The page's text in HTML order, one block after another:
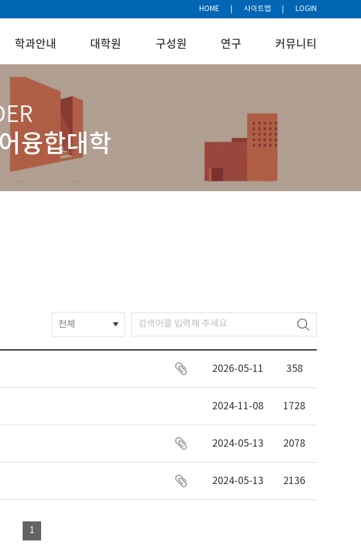
HOME 사이트맵 LOGIN
학과안내 대학원 구성원 연구 커뮤니티
융합대학
전체
2026-05-11 358
2024-11-08 1728
2024-05-13 2078
2024-05-13 2136
1